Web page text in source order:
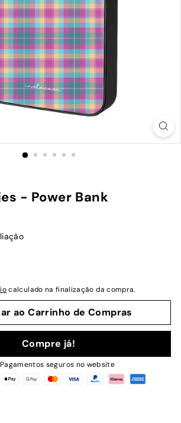
- Power Bank
calculado na finalização da compra.
ao Carrinho de Compras
Compre já!
Pagamentos seguros no website